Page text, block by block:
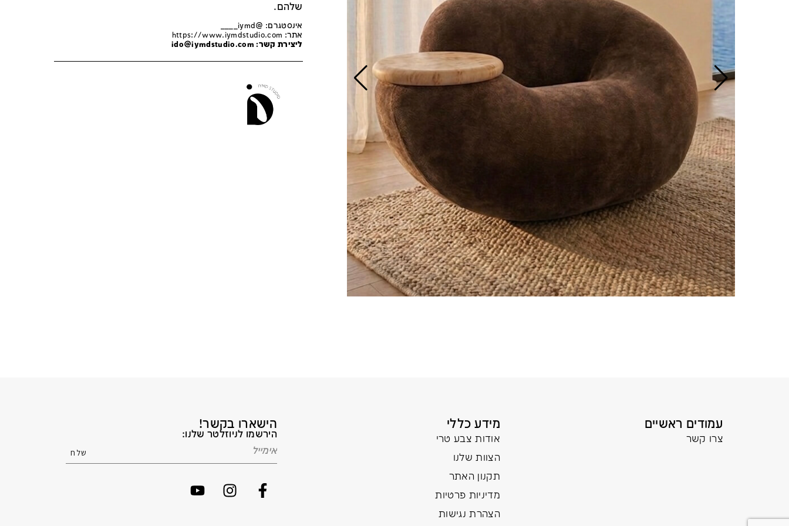
שלהם.
אינסטגרם: @iymd____
אתר: https://www.iymdstudio.com
ליצירת קשר: ido@iymdstudio.com
עמודים ראשיים
צרו קשר
מידע כללי
אודות צבע טרי
הצוות שלנו
תקנון האתר
מדיניות פרטיות
הצהרת נגישות
הישארו בקשר!
הירשמו לניוזלטר שלנו: